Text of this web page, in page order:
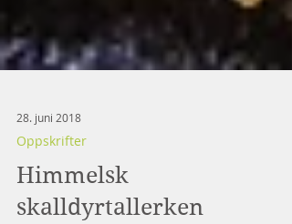
28. juni 2018
Oppskrifter